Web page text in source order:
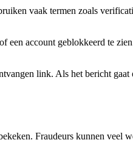
vaak termen zoals
een account geblokkeerd te
link. Als het bericht
Fraudeurs kunnen veel